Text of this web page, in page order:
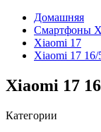
Домашняя
Смартфоны
Xiaomi 17
Xiaomi 17
Xiaomi 17
Категории